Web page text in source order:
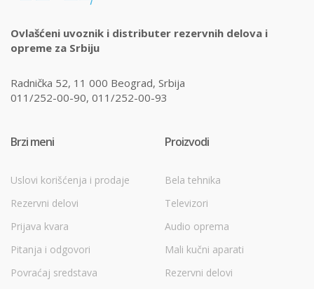
Ovlašćeni uvoznik i distributer rezervnih delova i
opreme za Srbiju
Radnička 52, 11 000 Beograd, Srbija
011/252-00-90, 011/252-00-93
Brzi meni
Uslovi korišćenja i prodaje
Rezervni delovi
Prijava kvara
Pitanja i odgovori
Povraćaj sredstava
Proizvodi
Bela tehnika
Televizori
Audio oprema
Mali kučni aparati
Rezervni delovi